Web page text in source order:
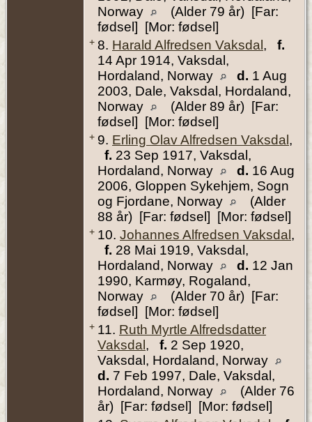
Norway
(Alder 79 år) [Far:
fødsel] [Mor: fødsel]
+ 8. Harald Alfredsen Vaksdal , f.
14 Apr 1914, Vaksdal,
Hordaland, Norway
d. 1 Aug
2003, Dale, Vaksdal, Hordaland,
Norway
(Alder 89 år) [Far:
fødsel] [Mor: fødsel]
+ 9. Erling Olav Alfredsen Vaksdal ,
f. 23 Sep 1917, Vaksdal,
Hordaland, Norway
d. 16 Aug
2006, Gloppen Sykehjem, Sogn
og Fjordane, Norway
(Alder
88 år) [Far: fødsel] [Mor: fødsel]
+ 10. Johannes Alfredsen Vaksdal ,
f. 28 Mai 1919, Vaksdal,
Hordaland, Norway
d. 12 Jan
1990, Karmøy, Rogaland,
Norway
(Alder 70 år) [Far:
fødsel] [Mor: fødsel]
+ 11. Ruth Myrtle Alfredsdatter
Vaksdal , f. 2 Sep 1920,
Vaksdal, Hordaland, Norway
d. 7 Feb 1997, Dale, Vaksdal,
Hordaland, Norway
(Alder 76
år) [Far: fødsel] [Mor: fødsel]